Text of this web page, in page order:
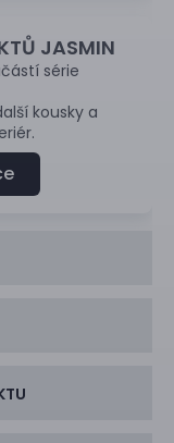
JASMIN
série
kousky a